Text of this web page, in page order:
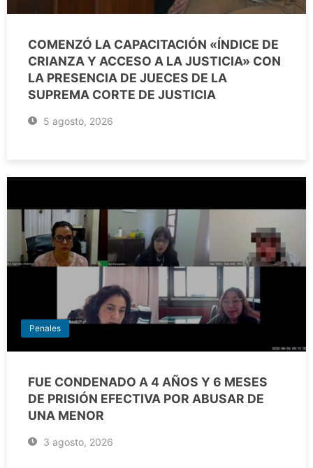
COMENZÓ LA CAPACITACIÓN «ÍNDICE DE
CRIANZA Y ACCESO A LA JUSTICIA» CON
LA PRESENCIA DE JUECES DE LA
SUPREMA CORTE DE JUSTICIA
5 agosto, 2026
Penales
FUE CONDENADO A 4 AÑOS Y 6 MESES
DE PRISIÓN EFECTIVA POR ABUSAR DE
UNA MENOR
3 agosto, 2026